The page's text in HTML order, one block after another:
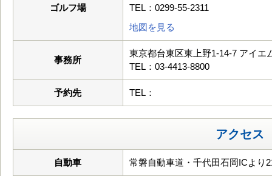
ゴルフ場
TEL：0299-55-2311
地図を見る
事務所
東京都台東区東上野1-14-7 アイエ
TEL：03-4413-8800
予約先 TEL：
アクセス
自動車 常磐自動車道・千代田石岡ICよ